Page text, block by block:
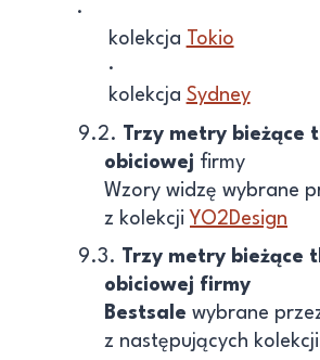
·
kolekcja
Tokio
·
kolekcja Sydney
9.2. Trzy metry bieżące
obiciowej firmy
Wzory widzę wybrane
z kolekcji YO2Design
9.3.
Trzy metry bieżące
obiciowej firmy
Bestsale wybrane
z następujących